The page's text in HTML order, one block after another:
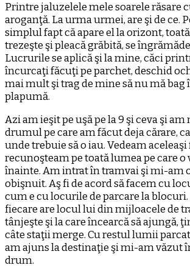
Printre jaluzelele mele soarele răsare
aroganţă. La urma urmei, are şi de ce.
simplul fapt că apare el la orizont,
trezeşte şi pleacă grăbită, se
Lucrurile se aplică şi la mine, căci
încurcaţi făcuţi pe parchet, deschid
mai mult şi trag de mine să nu mă bag
plapumă.
Azi am ieşit pe uşă pe la 9 şi ceva şi
drumul pe care am făcut deja cărare,
unde trebuie să o iau. Vedeam
recunoşteam pe toată lumea pe care o
înainte. Am intrat în tramvai şi mi-am
obişnuit. Aş fi de acord să facem cu
cum e cu locurile de parcare la
fiecare are locul lui din mijloacele de
tânjeşte şi la care încearcă să ajungă,
câte staţii merge. Cu restul lumii
am ajuns la destinaţie şi mi-am văzut
drum.